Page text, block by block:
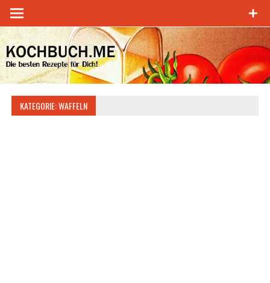
Zum
Inhalt
springen
KATEGORIE:WAFFELN